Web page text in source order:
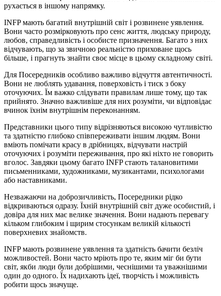
рухається в іншому напрямку.
INFP мають багатий внутрішній світ і розвинене уявлення.
Вони часто розмірковують про сенс життя, людську природу,
любов, справедливість і особисте призначення. Багато з них
відчувають, що за звичною реальністю приховане щось
більше, і прагнуть знайти своє місце в цьому складному світі.
Для Посередників особливо важливо відчуття автентичності.
Вони не люблять удавання, поверховість і тиск з боку
оточуючих. Їм важко слідувати правилам лише тому, що так
прийнято. Значно важливіше для них розуміти, чи відповідає
вчинок їхнім внутрішнім переконанням.
Представники цього типу відрізняються високою чутливістю
та здатністю глибоко співпереживати іншим людям. Вони
вміють помічати красу в дрібницях, відчувати настрій
оточуючих і розуміти переживання, про які ніхто не говорить
вголос. Завдяки цьому багато INFP стають талановитими
письменниками, художниками, музикантами, психологами
або наставниками.
Незважаючи на доброзичливість, Посередники рідко
відкриваються одразу. Їхній внутрішній світ дуже особистий, і
довіра для них має велике значення. Вони надають перевагу
кільком глибоким і щирим стосункам великій кількості
поверхневих знайомств.
INFP мають розвинене уявлення та здатність бачити безліч
можливостей. Вони часто мріють про те, яким міг би бути
світ, якби люди були добрішими, чеснішими та уважнішими
один до одного. Їх надихають ідеї, творчість і можливість
робити щось значуще.